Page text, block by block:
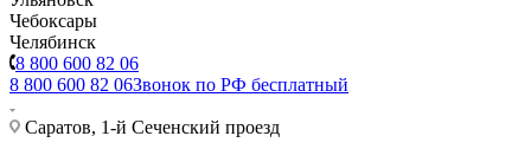
Чебоксары
Челябинск
8 800 600 82 06
8 800 600 82 06Звонок по РФ бесплатный
Саратов, 1-й Сеченский проезд